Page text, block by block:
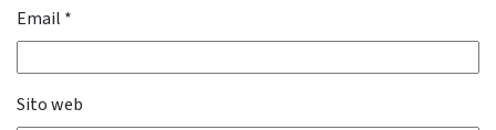
Email *
Sito web